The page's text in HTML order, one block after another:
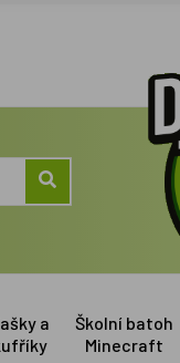
a
Školní batoh
Minecraft